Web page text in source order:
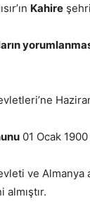
Kahire
01 Ocak
ve Almanya
almıştır.